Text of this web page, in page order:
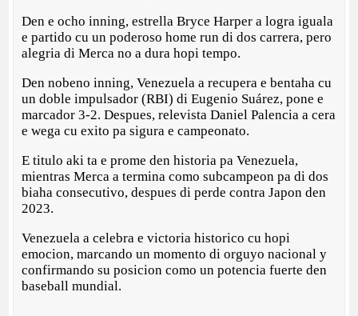
Den e ocho inning, estrella Bryce Harper a logra iguala
e partido cu un poderoso home run di dos carrera, pero
alegria di Merca no a dura hopi tempo.
Den nobeno inning, Venezuela a recupera e bentaha cu
un doble impulsador (RBI) di Eugenio Suárez, pone e
marcador 3-2. Despues, relevista Daniel Palencia a cera
e wega cu exito pa sigura e campeonato.
E titulo aki ta e prome den historia pa Venezuela,
mientras Merca a termina como subcampeon pa di dos
biaha consecutivo, despues di perde contra Japon den
2023.
Venezuela a celebra e victoria historico cu hopi
emocion, marcando un momento di orguyo nacional y
confirmando su posicion como un potencia fuerte den
baseball mundial.